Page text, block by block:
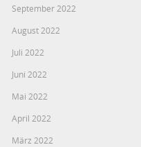
September 2022
August 2022
Juli 2022
Juni 2022
Mai 2022
April 2022
März 2022